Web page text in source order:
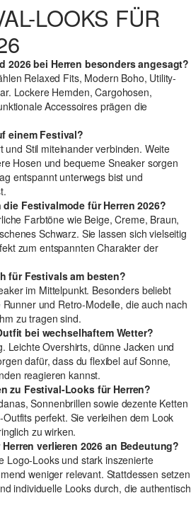
LOOKS FÜR
2026 bei Herren besonders angesagt?
Relaxed Fits, Modern Boho, Utility-
Lockere Hemden, Cargohosen,
Accessoires prägen die
einem Festival?
und Stil miteinander verbinden. Weite
Hosen und bequeme Sneaker sorgen
entspannt unterwegs bist und
Festivalmode für Herren 2026?
Farbtöne wie Beige, Creme, Braun,
Schwarz. Sie lassen sich vielseitig
zum entspannten Charakter der
für Festivals am besten?
im Mittelpunkt. Besonders beliebt
und Retro-Modelle, die auch nach
zu tragen sind.
bei wechselhaftem Wetter?
Leichte Overshirts, dünne Jacken und
dafür, dass du flexibel auf Sonne,
reagieren kannst.
zu Festival-Looks für Herren?
Sonnenbrillen sowie dezente Ketten
perfekt. Sie verleihen dem Look
zu wirken.
verlieren 2026 an Bedeutung?
Logo-Looks und stark inszenierte
weniger relevant. Stattdessen setzen
individuelle Looks durch, die authentisch